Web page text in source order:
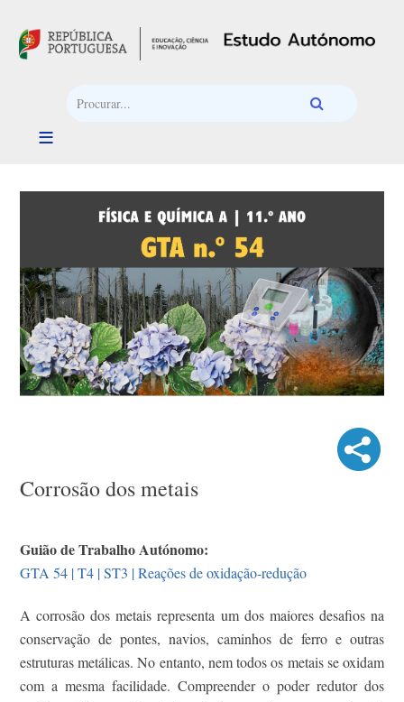
Corrosão dos metais
Guião de Trabalho Autónomo:
GTA 54 | T4 | ST3 | Reações de oxidação-redução
A corrosão dos metais representa um dos maiores desafios na
conservação de pontes, navios, caminhos de ferro e outras
estruturas metálicas. No entanto, nem todos os metais se oxidam
com a mesma facilidade. Compreender o poder redutor dos